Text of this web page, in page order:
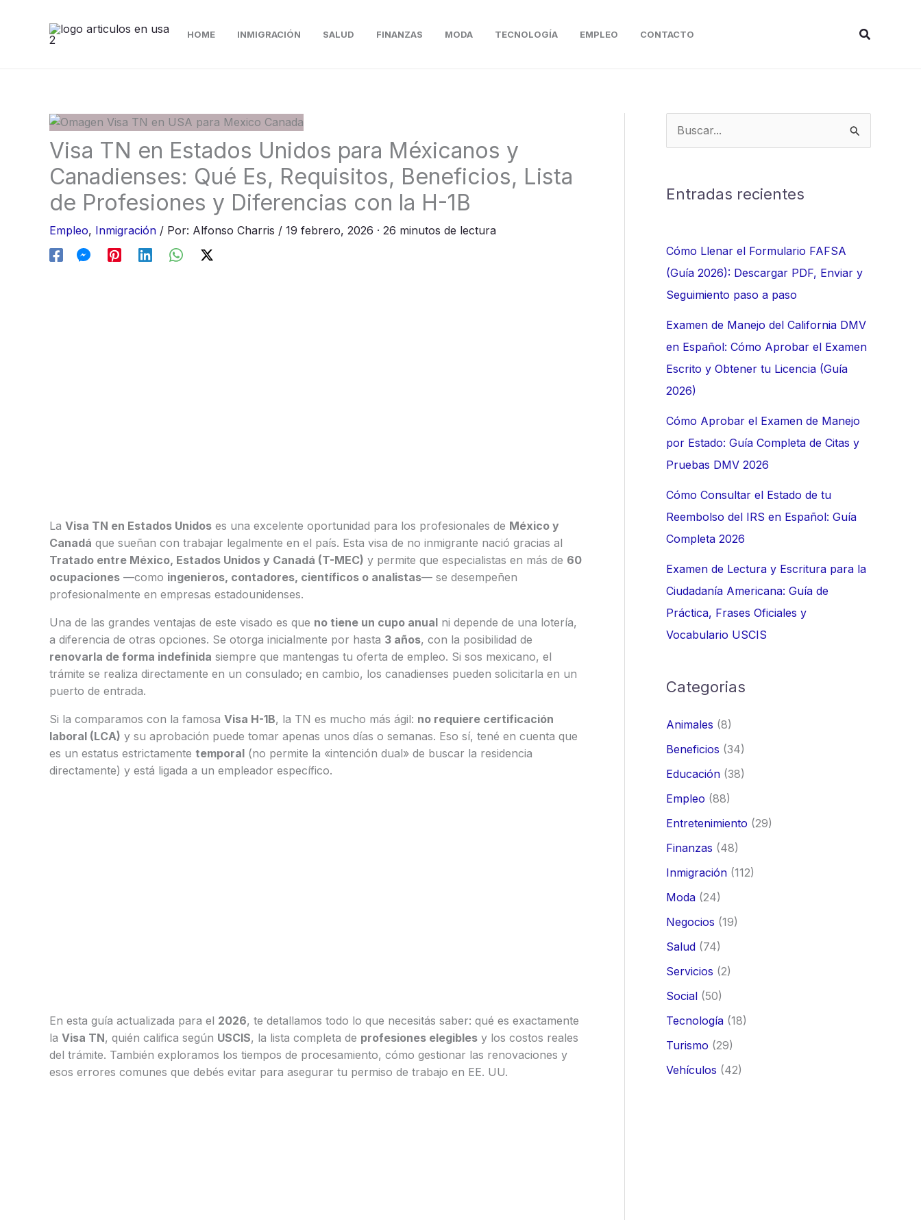
contenido
HOME INMIGRACIÓN SALUD FINANZAS MODA TECNOLOGÍA EMPLEO CONTACTO Buscar
Visa TN en Estados Unidos para Méxicanos y
Canadienses: Qué Es, Requisitos, Beneficios, Lista
de Profesiones y Diferencias con la H-1B
Empleo, Inmigración / Por: Alfonso Charris / 19 febrero, 2026 · 26 minutos de lectura
La Visa TN en Estados Unidos es una excelente oportunidad para los profesionales de México y
Canadá que sueñan con trabajar legalmente en el país. Esta visa de no inmigrante nació gracias al
Tratado entre México, Estados Unidos y Canadá (T-MEC) y permite que especialistas en más de 60
ocupaciones —como ingenieros, contadores, científicos o analistas— se desempeñen
profesionalmente en empresas estadounidenses.
Una de las grandes ventajas de este visado es que no tiene un cupo anual ni depende de una lotería,
a diferencia de otras opciones. Se otorga inicialmente por hasta 3 años, con la posibilidad de
renovarla de forma indefinida siempre que mantengas tu oferta de empleo. Si sos mexicano, el
trámite se realiza directamente en un consulado; en cambio, los canadienses pueden solicitarla en un
puerto de entrada.
Si la comparamos con la famosa Visa H-1B, la TN es mucho más ágil: no requiere certificación
laboral (LCA) y su aprobación puede tomar apenas unos días o semanas. Eso sí, tené en cuenta que
es un estatus estrictamente temporal (no permite la «intención dual» de buscar la residencia
directamente) y está ligada a un empleador específico.
En esta guía actualizada para el 2026, te detallamos todo lo que necesitás saber: qué es exactamente
la Visa TN, quién califica según USCIS, la lista completa de profesiones elegibles y los costos reales
del trámite. También exploramos los tiempos de procesamiento, cómo gestionar las renovaciones y
esos errores comunes que debés evitar para asegurar tu permiso de trabajo en EE. UU.
u
c
p
o
r
:
Entradas recientes
Cómo Llenar el Formulario FAFSA
(Guía 2026): Descargar PDF, Enviar y
Seguimiento paso a paso
Examen de Manejo del California DMV
en Español: Cómo Aprobar el Examen
Escrito y Obtener tu Licencia (Guía
2026)
Cómo Aprobar el Examen de Manejo
por Estado: Guía Completa de Citas y
Pruebas DMV 2026
Cómo Consultar el Estado de tu
Reembolso del IRS en Español: Guía
Completa 2026
Examen de Lectura y Escritura para la
Ciudadanía Americana: Guía de
Práctica, Frases Oficiales y
Vocabulario USCIS
Categorias
Animales (8)
Beneficios (34)
Educación (38)
Empleo (88)
Entretenimiento (29)
Finanzas (48)
Inmigración (112)
Moda (24)
Negocios (19)
Salud (74)
Servicios (2)
Social (50)
Tecnología (18)
Turismo (29)
Vehículos (42)